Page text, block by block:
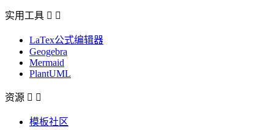
实用工具  
LaTex公式编辑器
Geogebra
Mermaid
PlantUML
资源  
模板社区